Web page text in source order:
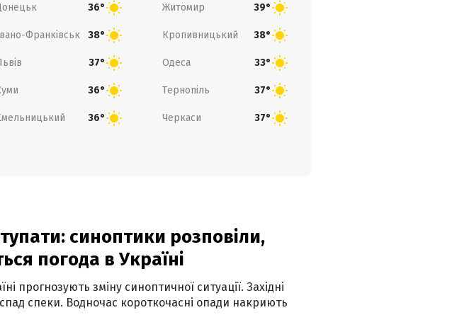
36° Житомир 39°
Франківськ 38° Кропивницький 38°
37° Одеса 33°
36° Тернопіль 37°
36° Черкаси 37°
синоптики розповіли,
погода в Україні
прогнозують зміну синоптичної ситуації. Західні
спеки. Водночас короткочасні опади накриють